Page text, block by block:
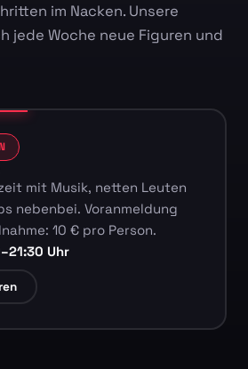
im Nacken. Unsere
jede Woche neue Figuren und
mit Musik, netten Leuten
nebenbei. Voranmeldung
10 € pro Person.
Uhr